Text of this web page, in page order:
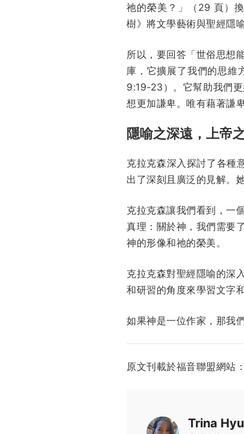
祂的榮美？」（29 頁）
樹》將文學藝術與聖經隱
所以，要回答「世俗思想
庫，它擴展了我們的思維
9:19-23）。它幫助我們
想更加謙卑。唯有藉著謙
隱喻之深遠，上帝
克拉克森深入探討了各
出了深刻且廣泛的見解。
克拉克森讓我們看到，一
真理：關於神，我們需要
神的形像和祂的榮美。
克拉克森對聖經隱喻的深
和研習的角度來學習文字
如果神是一位作家，那我
原文刊載於福音聯盟網站：
Trina